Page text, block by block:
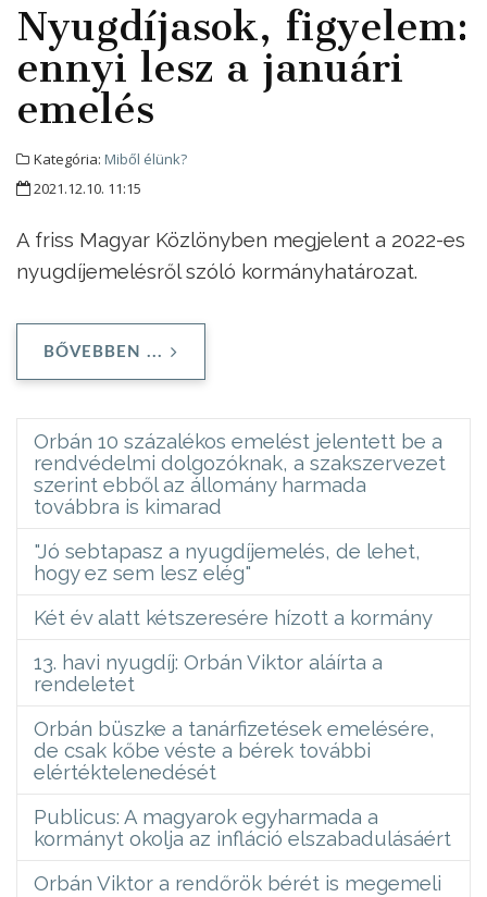
Nyugdíjasok, figyelem:
ennyi lesz a januári
emelés
Kategória: Miből élünk?
2021.12.10. 11:15
A friss Magyar Közlönyben megjelent a 2022-es
nyugdíjemelésről szóló kormányhatározat.
BŐVEBBEN ...
Orbán 10 százalékos emelést jelentett be a
rendvédelmi dolgozóknak, a szakszervezet
szerint ebből az állomány harmada
továbbra is kimarad
"Jó sebtapasz a nyugdíjemelés, de lehet,
hogy ez sem lesz elég"
Két év alatt kétszeresére hízott a kormány
13. havi nyugdíj: Orbán Viktor aláírta a
rendeletet
Orbán büszke a tanárfizetések emelésére,
de csak kőbe véste a bérek további
elértéktelenedését
Publicus: A magyarok egyharmada a
kormányt okolja az infláció elszabadulásáért
Orbán Viktor a rendőrök bérét is megemeli